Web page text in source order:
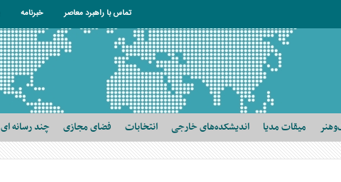
تماس با راهبرد معاصر خبرنامه
میقات مدیا اندیشکده‌های خارجی انتخابات فضای مجازی چند رسانه ای